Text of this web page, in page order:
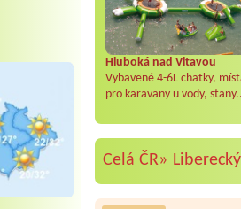
Hluboká nad Vltavou
Vybavené 4-6L chatky,
pro karavany u vody, stany..
Celá ČR»